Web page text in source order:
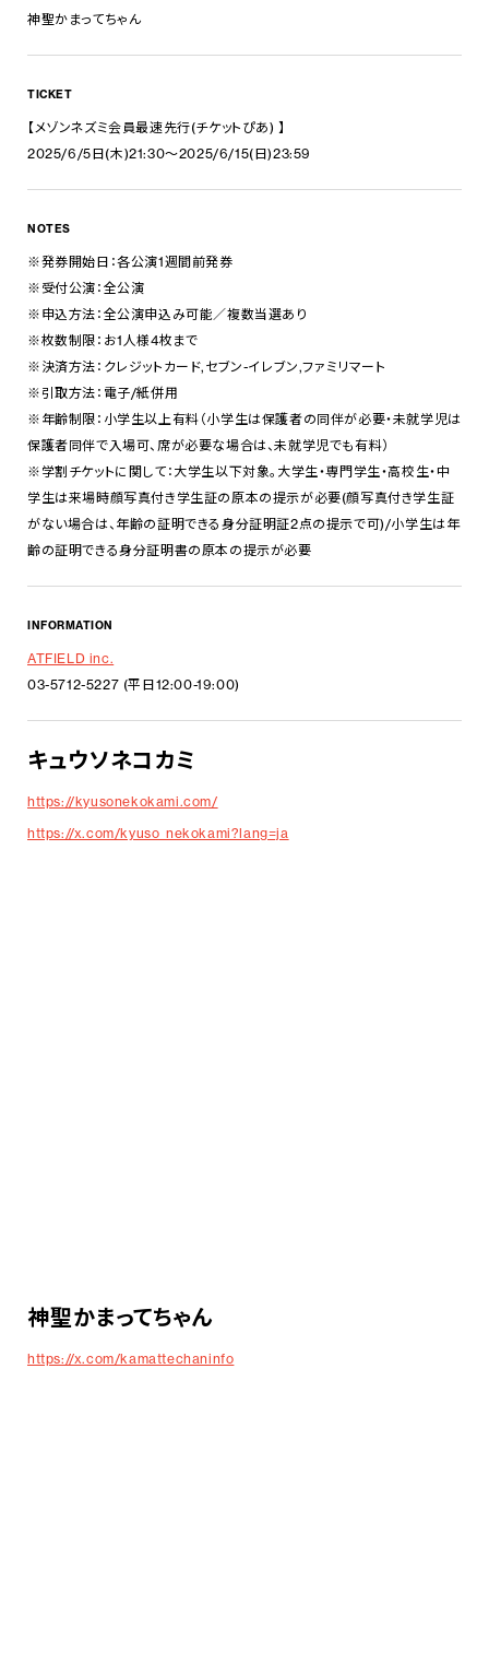
神聖かまってちゃん
TICKET
【メゾンネズミ会員最速先行(チケットぴあ) 】
2025/6/5日(木)21:30〜2025/6/15(日)23:59
NOTES
※発券開始日：各公演1週間前発券
※受付公演：全公演
※申込方法：全公演申込み可能／複数当選あり
※枚数制限：お1人様4枚まで
※決済方法：クレジットカード,セブン-イレブン,ファミリマート
※引取方法：電子/紙併用
※年齢制限：小学生以上有料（小学生は保護者の同伴が必要・未就学児は
保護者同伴で入場可、席が必要な場合は、未就学児でも有料）
※学割チケットに関して：大学生以下対象。大学生・専門学生・高校生・中
学生は来場時顔写真付き学生証の原本の提示が必要(顔写真付き学生証
がない場合は、年齢の証明できる身分証明証2点の提示で可)/小学生は年
齢の証明できる身分証明書の原本の提示が必要
INFORMATION
ATFIELD inc.
03-5712-5227 (平日12:00-19:00)
キュウソネコカミ
https://kyusonekokami.com/
https://x.com/kyuso_nekokami?lang=ja
神聖かまってちゃん
https://x.com/kamattechaninfo